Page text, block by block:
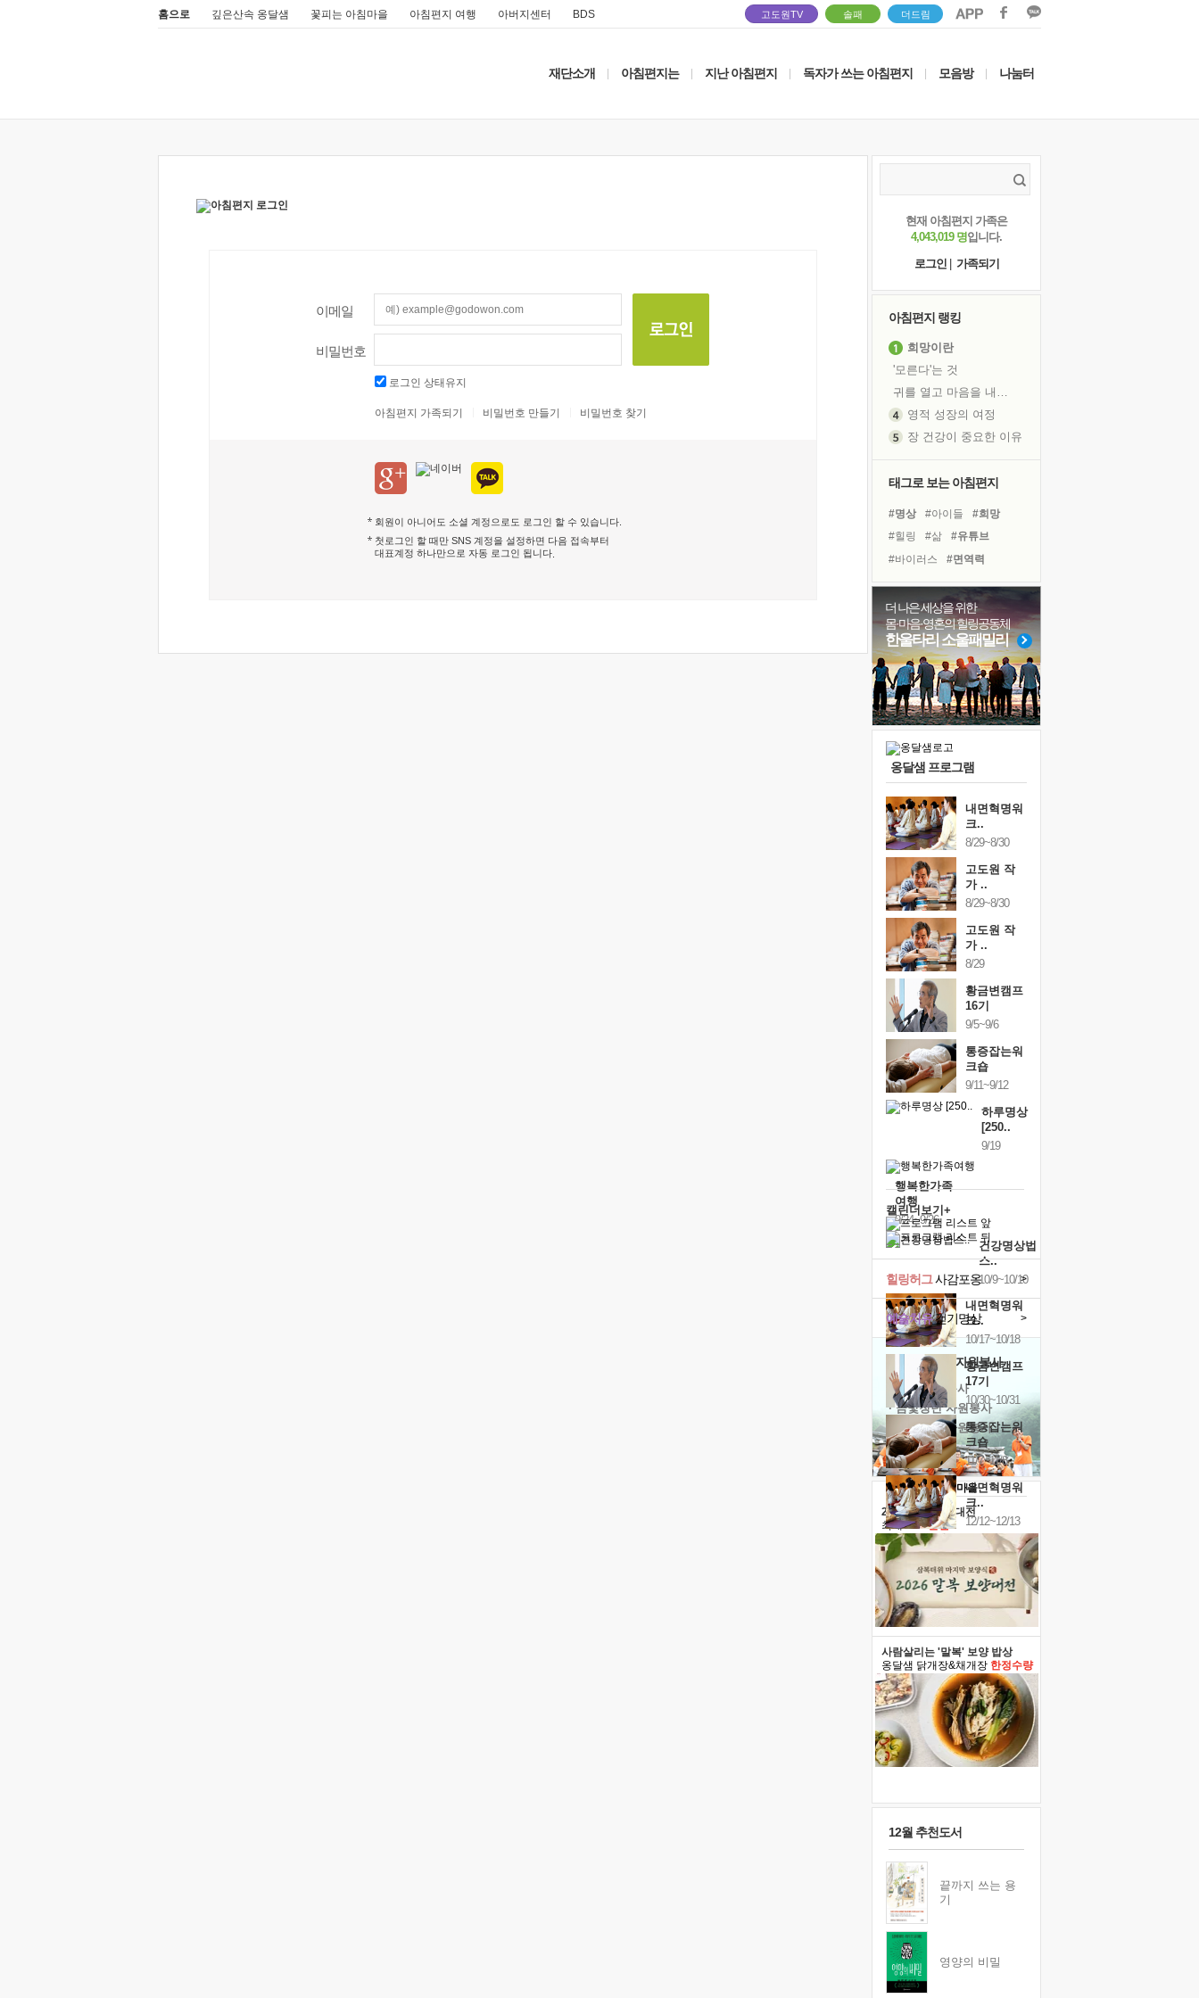
홈으로 깊은산속 옹달샘 꽃피는 아침마을 아침편지 여행 아버지센터 BDS 고도원TV 솔패 더드림
재단소개 아침편지는 지난 아침편지 독자가 쓰는 아침편지 모음방 나눔터
이메일
비밀번호
로그인 상태유지
아침편지 가족되기 비밀번호 만들기 비밀번호 찾기
회원이 아니어도 소셜 계정으로도 로그인 할 수 있습니다.
첫로그인 할 때만 SNS 계정을 설정하면 다음 접속부터
대표계정 하나만으로 자동 로그인 됩니다
현재 아침편지 가족은
4,043,019 명입니다.
로그인
가족되기
아침편지 랭킹
희망이란
'모른다'는 것
귀를 열고 마음을 내어주고
영적 성장의 여정
장 건강이 중요한 이유
꿈이 실제가 되는 것
'말 타는 법'을 먼저
졸업식 사진을 보며
극심한 변비, 어깨결림, 수면 장애
아픈 아버지를 위한 공간 설계
슬럼프
보고 싶은 어머니
못된 꼰대들
태그로 보는 아침편지
#명상 #아이들
#희망
#힐링
#삶
#유튜브
#바이러스
#면역력
#도움
#비전캠프
#선택
#경험
#위기
#계획
#독서
#나눔
#사람
#링컨학교
#친구
#리더
#다짐
더 나은 세상을 위한
몸·마음·영혼의 힐링공동체
한울타리 소울패밀리
옹달샘 프로그램
내면혁명워
크..
8/29~8/30
고도원 작
가 ..
8/29~8/30
고도원 작
가 ..
8/29
황금변캠프
16기
9/5~9/6
통증잡는워
크숍
9/11~9/12
하루명상
[250..
9/19
행복한가족
여행
9/24~9/26
건강명상법
스..
10/9~10/10
내면혁명워
크..
10/17~10/18
황금변캠프
17기
10/30~10/31
통증잡는워
크숍
11/7~11/8
내면혁명워
크..
12/12~12/13
캘린더보기+
예술치유걷기명상 >
힐링허그사감포옹 >
'옹달샘의 꽃' 자원봉사
· 청년 자원봉사
· 금빛청년 자원봉사
· 음식연구 자원봉사
2026 말복 보양대전
최대74%할인
사람살리는 '말복' 보양 밥상
옹달샘 닭개장&채개장 한정수량
12월 추천도서
끝까지 쓰는 용
기
영양의 비밀